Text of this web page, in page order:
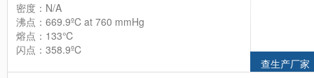
密度：N/A
沸点：669.9ºC at 760 mmHg
熔点：133℃
闪点：358.9ºC
查生产厂家